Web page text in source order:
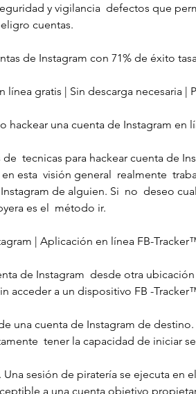
y vigilancia  defectos que
cuentas.
de Instagram con 71% de éxito
línea gratis | Sin descarga necesaria |
hackear una cuenta de Instagram en
tecnicas para hackear cuenta de
esta  visión general  realmente
es el  método ir.
| Aplicación en línea FB-
de Instagram  desde otra
acceder a un dispositivo FB -
tener la capacidad de iniciar
Una sesión de piratería se ejecuta en
a una cuenta objetivo